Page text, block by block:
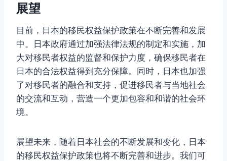
展望
目前，日本的移民权益保护政策在不断完善和发展
中。日本政府通过加强法律法规的制定和实施，加
大对移民者权益的监督和保护力度，确保移民者在
日本的合法权益得到充分保障。同时，日本也加强
了对移民者的融合和支持，促进移民者与当地社会
的交流和互动，营造一个更加包容和和谐的社会环
境。
展望未来，随着日本社会的不断发展和变化，日本
的移民权益保护政策也将不断完善和进步。我们可